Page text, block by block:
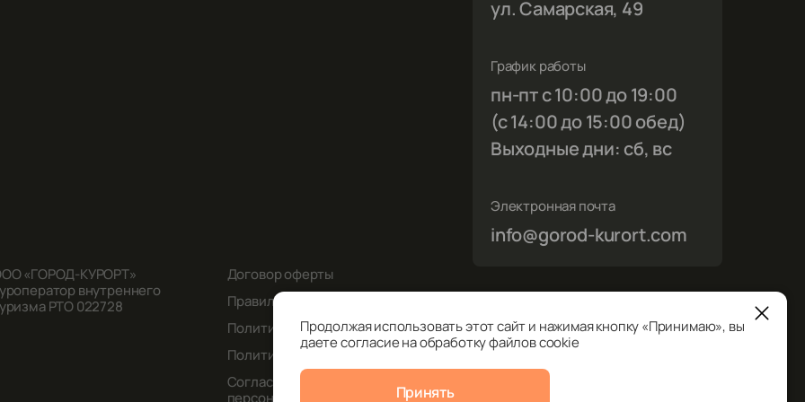
ул. Самарская, 49
График работы
пн-пт с 10:00 до 19:00
(с 14:00 до 15:00 обед)
Выходные дни: сб, вс
Электронная почта
info@gorod-kurort.com
«ГОРОД-КУРОРТ»
внутреннего
РТО 022728
Договор оферты
Правила оплаты
Политика возвратов
Политика конфиденциальности
Согласие на обработку
персональных данных
Продолжая использовать этот сайт и нажимая кнопку «Принимаю», вы
даете согласие на обработку файлов cookie
Принять